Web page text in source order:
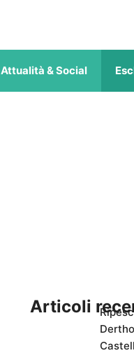
Attualità & Social
Articoli